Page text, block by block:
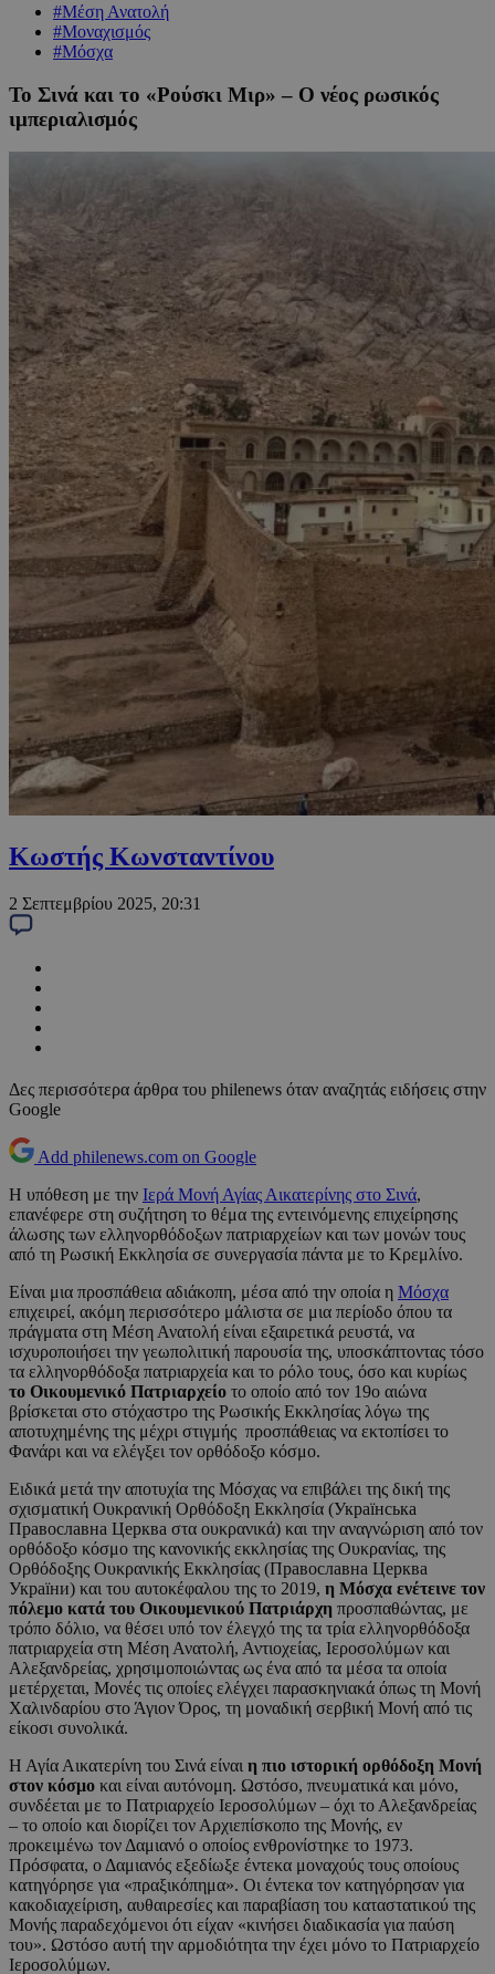
#Μέση Ανατολή
#Μοναχισμός
#Μόσχα
Το Σινά και το «Ρούσκι Μιρ» – Ο νέος ρωσικός
ιμπεριαλισμός
Κωστής Κωνσταντίνου
2 Σεπτεμβρίου 2025, 20:31
Δες περισσότερα άρθρα του philenews όταν αναζητάς ειδήσεις στην
Google
Add philenews.com on Google
Η υπόθεση με την Ιερά Μονή Αγίας Αικατερίνης στο Σινά,
επανέφερε στη συζήτηση το θέμα της εντεινόμενης επιχείρησης
άλωσης των ελληνορθόδοξων πατριαρχείων και των μονών τους
από τη Ρωσική Εκκλησία σε συνεργασία πάντα με το Κρεμλίνο.
Είναι μια προσπάθεια αδιάκοπη, μέσα από την οποία η Μόσχα
επιχειρεί, ακόμη περισσότερο μάλιστα σε μια περίοδο όπου τα
πράγματα στη Μέση Ανατολή είναι εξαιρετικά ρευστά, να
ισχυροποιήσει την γεωπολιτική παρουσία της, υποσκάπτοντας τόσο
τα ελληνορθόδοξα πατριαρχεία και το ρόλο τους, όσο και κυρίως
το Οικουμενικό Πατριαρχείο το οποίο από τον 19ο αιώνα
βρίσκεται στο στόχαστρο της Ρωσικής Εκκλησίας λόγω της
αποτυχημένης της μέχρι στιγμής προσπάθειας να εκτοπίσει το
Φανάρι και να ελέγξει τον ορθόδοξο κόσμο.
Ειδικά μετά την αποτυχία της Μόσχας να επιβάλει της δική της
σχισματική Ουκρανική Ορθόδοξη Εκκλησία (Українська
Православна Церква στα ουκρανικά) και την αναγνώριση από τον
ορθόδοξο κόσμο της κανονικής εκκλησίας της Ουκρανίας, της
Ορθόδοξης Ουκρανικής Εκκλησίας (Православна Церква
України) και του αυτοκέφαλου της το 2019, η Μόσχα ενέτεινε τον
πόλεμο κατά του Οικουμενικού Πατριάρχη προσπαθώντας, με
τρόπο δόλιο, να θέσει υπό τον έλεγχό της τα τρία ελληνορθόδοξα
πατριαρχεία στη Μέση Ανατολή, Αντιοχείας, Ιεροσολύμων και
Αλεξανδρείας, χρησιμοποιώντας ως ένα από τα μέσα τα οποία
μετέρχεται, Μονές τις οποίες ελέγχει παρασκηνιακά όπως τη Μονή
Χαλινδαρίου στο Άγιον Όρος, τη μοναδική σερβική Μονή από τις
είκοσι συνολικά.
Η Αγία Αικατερίνη του Σινά είναι η πιο ιστορική ορθόδοξη Μονή
στον κόσμο και είναι αυτόνομη. Ωστόσο, πνευματικά και μόνο,
συνδέεται με το Πατριαρχείο Ιεροσολύμων – όχι το Αλεξανδρείας
– το οποίο και διορίζει τον Αρχιεπίσκοπο της Μονής, εν
προκειμένω τον Δαμιανό ο οποίος ενθρονίστηκε το 1973.
Πρόσφατα, ο Δαμιανός εξεδίωξε έντεκα μοναχούς τους οποίους
κατηγόρησε για «πραξικόπημα». Οι έντεκα τον κατηγόρησαν για
κακοδιαχείριση, αυθαιρεσίες και παραβίαση του καταστατικού της
Μονής παραδεχόμενοι ότι είχαν «κινήσει διαδικασία για παύση
του». Ωστόσο αυτή την αρμοδιότητα την έχει μόνο το Πατριαρχείο
Ιεροσολύμων.